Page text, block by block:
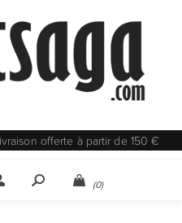
offerte à partir de 150 €
(0)